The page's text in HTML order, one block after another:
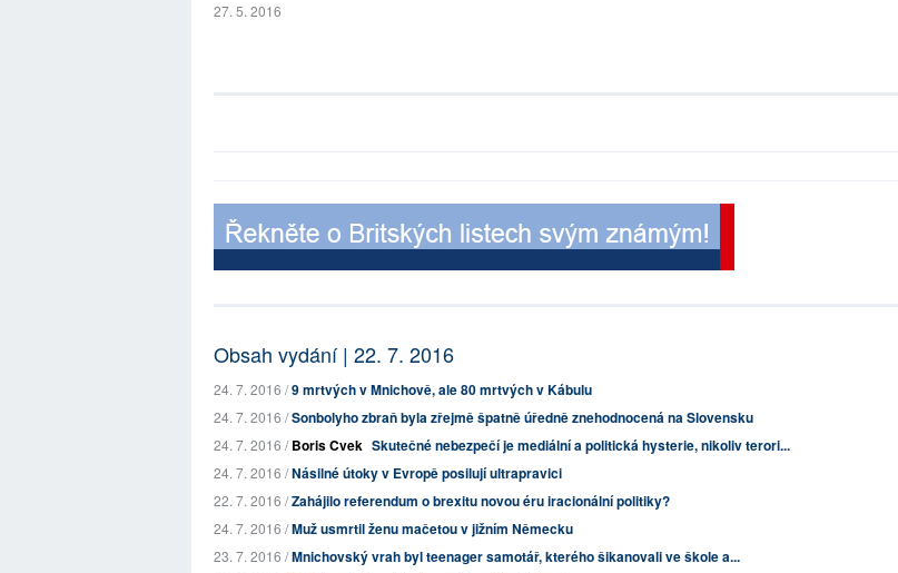
27. 5. 2016
Obsah vydání | 22. 7. 2016
24. 7. 2016 /9 mrtvých v Mnichově, ale 80 mrtvých v Kábulu
24. 7. 2016 /Sonbolyho zbraň byla zřejmě špatně úředně znehodnocená na Slovensku
24. 7. 2016 /Boris Cvek Skutečné nebezpečí je mediální a politická hysterie, nikoliv terori...
24. 7. 2016 /Násilné útoky v Evropě posilují ultrapravici
22. 7. 2016 /Zahájilo referendum o brexitu novou éru iracionální politiky?
24. 7. 2016 /Muž usmrtil ženu mačetou v jižním Německu
23. 7. 2016 /Mnichovský vrah byl teenager samotář, kterého šikanovali ve škole a...